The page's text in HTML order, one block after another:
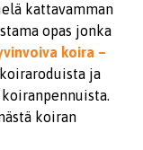
kattavamman
opas jonka
koira –
ja
koiran